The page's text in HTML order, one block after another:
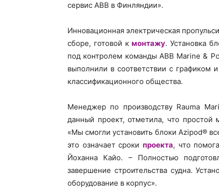
сервис ABB в Финляндии».
Инновационная электрическая
сборе, готовой кмонтажу. Установка
под контролем команды ABB Marine &
выполнили в соответствии с графиком
классификационного общества.
Менеджер по производству Rauma
данный проект, отметила, что
«Мы смогли установить блоки Azipod®
это означает сроки проекта, что
Йоханна Кайо. – Полностью
завершение строительства судна.
оборудование в корпус».